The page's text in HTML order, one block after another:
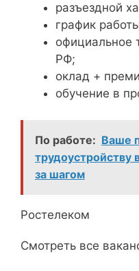
разъездной
график
официальное
РФ;
оклад +
обучение в
По работе: Ваше
трудоустройству
за шагом
Ростелеком
Смотреть все